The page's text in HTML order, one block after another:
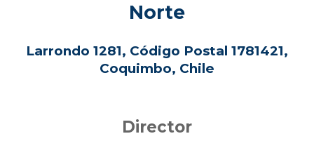
Norte
Larrondo 1281, Código Postal 1781421,
Coquimbo, Chile
Director